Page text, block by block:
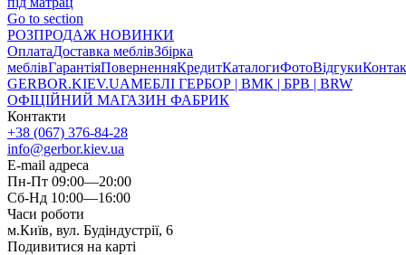
Go to section
РОЗПРОДАЖ НОВИНКИ
ОплатаДоставка меблівЗбірка
меблівГарантіяПоверненняКредитКаталогиФотоВідгуки
GERBOR.KIEV.UAМЕБЛI ГЕРБОР | ВМК | БРВ | BRW
ОФІЦІЙНИЙ МАГАЗИН ФАБРИК
Контакти
+38 (067) 376-84-28
info@gerbor.kiev.ua
E-mail адреса
Пн-Пт 09:00—20:00
Сб-Нд 10:00—16:00
Часи роботи
м.Київ, вул. Будіндустрії, 6
Подивитися на карті